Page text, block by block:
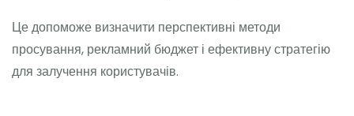
Це допоможе визначити перспективні методи
просування, рекламний бюджет і ефективну стратегію
для залучення користувачів.